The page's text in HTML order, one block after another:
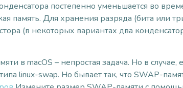
постепенно уменьшается во
память. Для хранения разряда (бита или
(в некоторых вариантах два
в macOS – непростая задача. Но в
linux-swap. Но бывает так, что SWAP-